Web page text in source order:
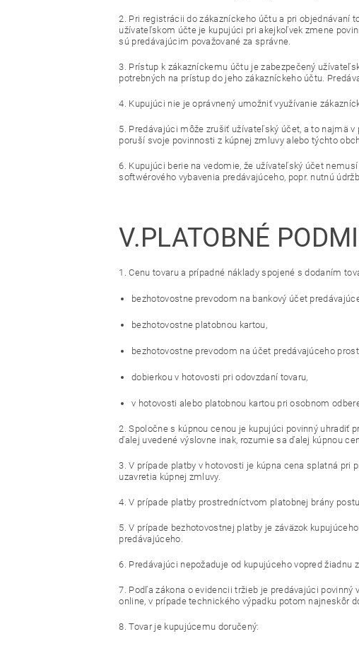
2. Pri registrácii do zákazníckeho účtu a pri objednávaní
užívateľskom účte je kupujúci pri akejkoľvek zmene
sú predávajúcim považované za správne.
3. Prístup k zákazníckemu účtu je zabezpečený
potrebných na prístup do jeho zákazníckeho účtu.
4. Kupujúci nie je oprávnený umožniť využívanie
5. Predávajúci môže zrušiť užívateľský účet, a to najmä
poruší svoje povinnosti z kúpnej zmluvy alebo týchto
6. Kupujúci berie na vedomie, že užívateľský účet
softwérového vybavenia predávajúceho, popr. nutnú
V.PLATOBNÉ
1. Cenu tovaru a prípadné náklady spojené s dodaním
bezhotovostne prevodom na bankový účet
bezhotovostne platobnou kartou,
bezhotovostne prevodom na účet predávajúceho
dobierkou v hotovosti pri odovzdaní tovaru,
v hotovosti alebo platobnou kartou pri osobnom
2. Spoločne s kúpnou cenou je kupujúci povinný uhradiť
ďalej uvedené výslovne inak, rozumie sa ďalej kúpnou
3. V prípade platby v hotovosti je kúpna cena splatná pri
uzavretia kúpnej zmluvy.
4. V prípade platby prostredníctvom platobnej brány
5. V prípade bezhotovostnej platby je záväzok
predávajúceho.
6. Predávajúci nepožaduje od kupujúceho vopred
7. Podľa zákona o evidencii tržieb je predávajúci
online, v prípade technického výpadku potom najneskôr
8. Tovar je kupujúcemu doručený: